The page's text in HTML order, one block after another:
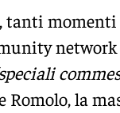
tanti momenti
network
Romolo, la